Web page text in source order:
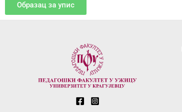
Образац за упис